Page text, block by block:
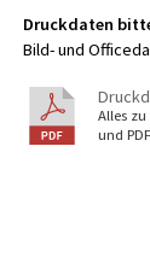
Druckdaten
Bild- und
Alles
und